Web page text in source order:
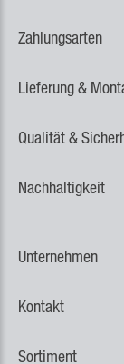
Zahlungsarten
Lieferung &
Qualität &
Nachhaltigkeit
Unternehmen
Kontakt
Sortiment